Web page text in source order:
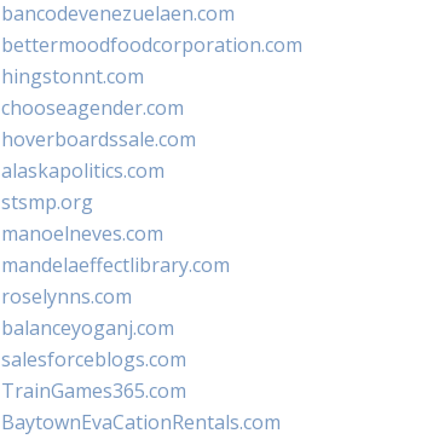
bancodevenezuelaen.com
bettermoodfoodcorporation.com
hingstonnt.com
chooseagender.com
hoverboardssale.com
alaskapolitics.com
stsmp.org
manoelneves.com
mandelaeffectlibrary.com
roselynns.com
balanceyoganj.com
salesforceblogs.com
TrainGames365.com
BaytownEvaCationRentals.com